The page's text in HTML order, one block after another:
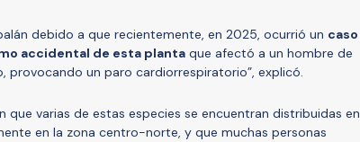
debido a que recientemente, en 2025, ocurrió un caso
accidental de esta planta que afectó a un hombre de
provocando un paro cardiorrespiratorio”, explicó.
varias de estas especies se encuentran distribuidas en
en la zona centro-norte, y que muchas personas